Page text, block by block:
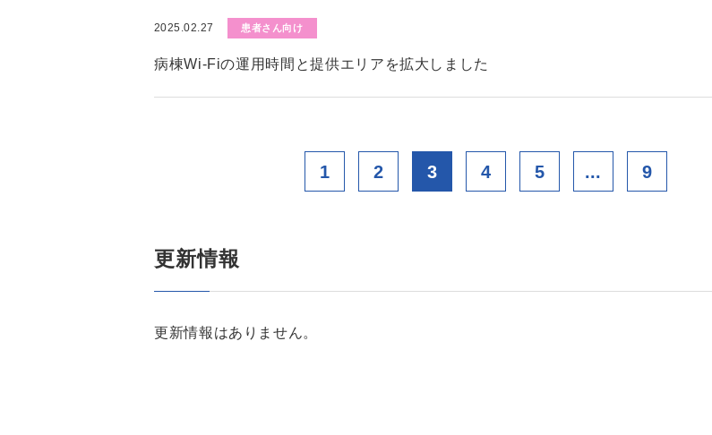
2025.02.27 患者さん向け
病棟Wi-Fiの運用時間と提供エリアを拡大しました
1 2 3 4 5 ... 9
更新情報
更新情報はありません。